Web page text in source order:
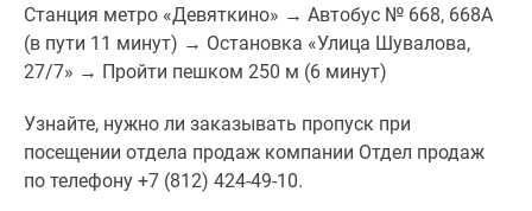
Станция метро «Девяткино» → Автобус № 668, 668А
(в пути 11 минут) → Остановка «Улица Шувалова,
27/7» → Пройти пешком 250 м (6 минут)
Узнайте, нужно ли заказывать пропуск при
посещении отдела продаж компании Отдел продаж
по телефону +7 (812) 424-49-10.